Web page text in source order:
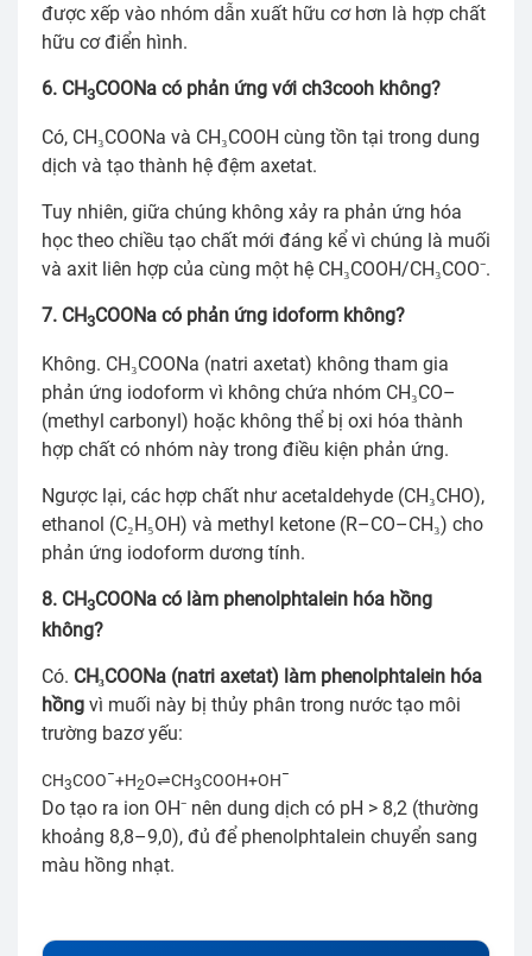
được xếp vào nhóm dẫn xuất hữu cơ hơn là hợp chất
hữu cơ điển hình.
6. CH3COONa có phản ứng với ch3cooh không?
Có, CH₃COONa và CH₃COOH cùng tồn tại trong dung
dịch và tạo thành hệ đệm axetat.
Tuy nhiên, giữa chúng không xảy ra phản ứng hóa
học theo chiều tạo chất mới đáng kể vì chúng là muối
và axit liên hợp của cùng một hệ CH₃COOH/CH₃COO⁻.
7. CH3COONa có phản ứng idoform không?
Không. CH₃COONa (natri axetat) không tham gia
phản ứng iodoform vì không chứa nhóm CH₃CO–
(methyl carbonyl) hoặc không thể bị oxi hóa thành
hợp chất có nhóm này trong điều kiện phản ứng.
Ngược lại, các hợp chất như acetaldehyde (CH₃CHO),
ethanol (C₂H₅OH) và methyl ketone (R–CO–CH₃) cho
phản ứng iodoform dương tính.
8. CH3COONa có làm phenolphtalein hóa hồng
không?
Có. CH₃COONa (natri axetat) làm phenolphtalein hóa
hồng vì muối này bị thủy phân trong nước tạo môi
trường bazơ yếu:
CH3COO−+H2O⇌CH3COOH+OH−
Do tạo ra ion OH⁻ nên dung dịch có pH > 8,2 (thường
khoảng 8,8–9,0), đủ để phenolphtalein chuyển sang
màu hồng nhạt.